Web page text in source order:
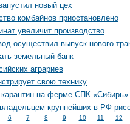
новый цех
комбайнов приостановлено
увеличит производство
осуществил выпуск нового
земельный банк
аграриев
свою технику
на ферме СПК «Сибирь»
крупнейших в РФ
6 7 8 9 10 11 12